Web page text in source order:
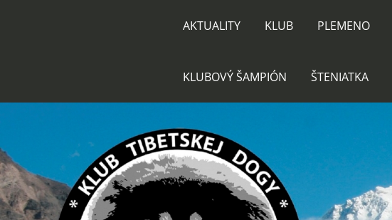
AKTUALITY KLUB PLEMENO
KLUBOVÝ ŠAMPIÓN ŠTENIATKA